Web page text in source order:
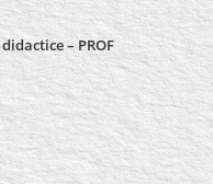
– PROF